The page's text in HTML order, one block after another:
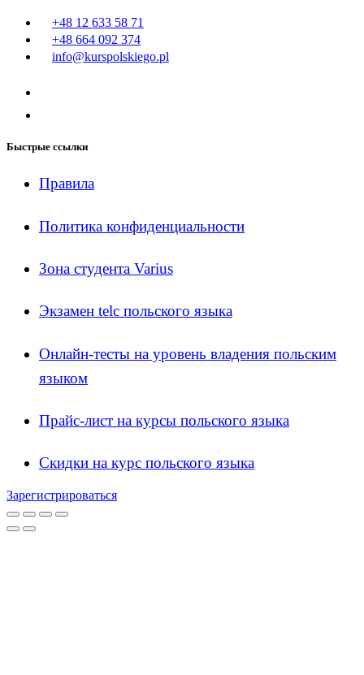
+48 12 633 58 71
+48 664 092 374
info@kurspolskiego.pl
Быстрые ссылки
Правила
Политика конфиденциальности
Зона студента Varius
Экзамен telc польского языка
Онлайн-тесты на уровень владения польским
языком
Прайс-лист на курсы польского языка
Скидки на курс польского языка
Зарегистрироваться